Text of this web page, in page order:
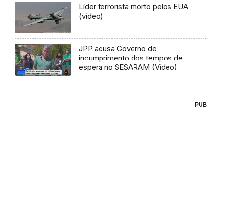
Líder terrorista morto pelos EUA
(vídeo)
JPP acusa Governo de
incumprimento dos tempos de
espera no SESARAM (Vídeo)
PUB